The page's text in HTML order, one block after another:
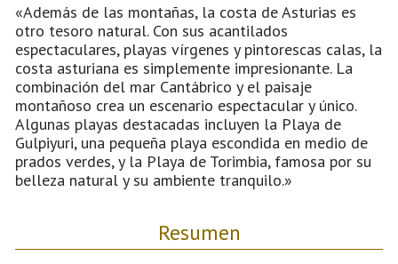
«Además de las montañas, la costa de Asturias es
otro tesoro natural. Con sus acantilados
espectaculares, playas vírgenes y pintorescas calas, la
costa asturiana es simplemente impresionante. La
combinación del mar Cantábrico y el paisaje
montañoso crea un escenario espectacular y único.
Algunas playas destacadas incluyen la Playa de
Gulpiyuri, una pequeña playa escondida en medio de
prados verdes, y la Playa de Torimbia, famosa por su
belleza natural y su ambiente tranquilo.»
Resumen